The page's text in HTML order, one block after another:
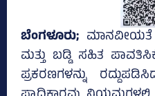
ಬೆಂಗಳೂರು; ಮಾನವೀಯತೆ
ಮತ್ತು ಬಡ್ಡಿ ಸಹಿತ
ಪ್ರಕರಣಗಳನ್ನು